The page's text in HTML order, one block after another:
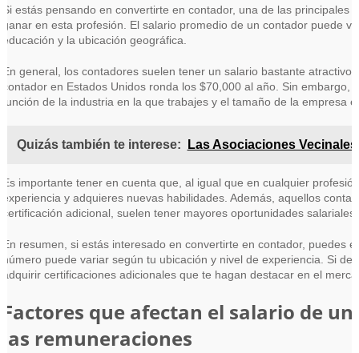
Si estás pensando en convertirte en contador, una de las principales preguntas que seguramente te estarás haciendo es cuánto puedes
ganar en esta profesión. El salario promedio de un contador puede
educación y la ubicación geográfica.
En general, los contadores suelen tener un salario bastante
contador en Estados Unidos ronda los $70,000 al año. Sin
función de la industria en la que trabajes y el tamaño de la empresa
Quizás también te interese: Las Asociaciones
Es importante tener en cuenta que, al igual que en cualquier
experiencia y adquieres nuevas habilidades. Además, aquellos
certificación adicional, suelen tener mayores oportunidades salariales.
En resumen, si estás interesado en convertirte en contador,
número puede variar según tu ubicación y nivel de experiencia. Si
adquirir certificaciones adicionales que te hagan destacar en el
Factores que afectan el salario de
las remuneraciones